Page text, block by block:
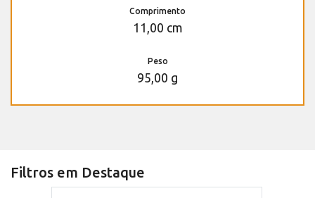
Comprimento
11,00 cm
Peso
95,00 g
Filtros em Destaque